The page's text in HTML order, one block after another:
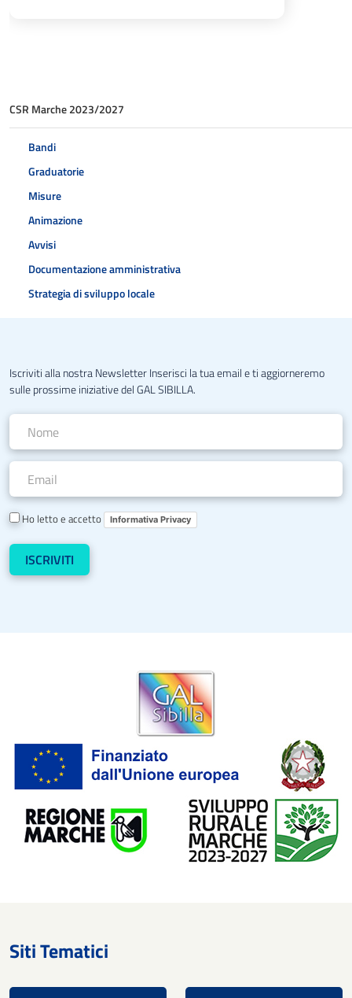
CSR Marche 2023/2027
Bandi
Graduatorie
Misure
Animazione
Avvisi
Documentazione amministrativa
Strategia di sviluppo locale
Iscriviti alla nostra Newsletter Inserisci la tua email e ti aggiorneremo
sulle prossime iniziative del GAL SIBILLA.
Ho letto e accetto Informativa Privacy
Siti Tematici